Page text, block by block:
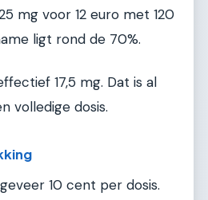
mg voor 12 euro met 120
ligt rond de 70%.
17,5 mg. Dat is al
volledige dosis.
10 cent per dosis.